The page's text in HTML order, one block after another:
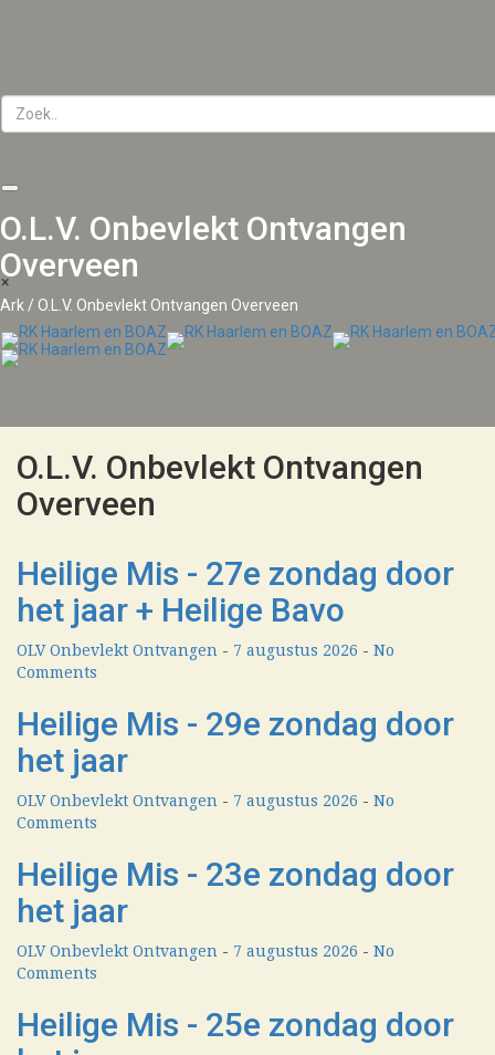
×
O.L.V. Onbevlekt Ontvangen
Overveen
Ark / O.L.V. Onbevlekt Ontvangen Overveen
O.L.V. Onbevlekt Ontvangen
Overveen
Heilige Mis - 27e zondag door
het jaar + Heilige Bavo
OLV Onbevlekt Ontvangen - 7 augustus 2026 - No
Comments
Heilige Mis - 29e zondag door
het jaar
OLV Onbevlekt Ontvangen - 7 augustus 2026 - No
Comments
Heilige Mis - 23e zondag door
het jaar
OLV Onbevlekt Ontvangen - 7 augustus 2026 - No
Comments
Heilige Mis - 25e zondag door